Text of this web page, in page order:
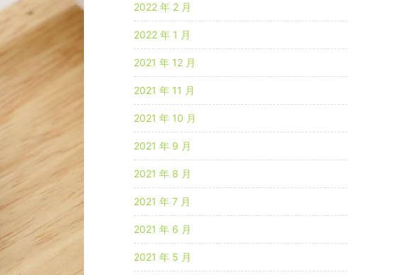
2022 年 2 月
2022 年 1 月
2021 年 12 月
2021 年 11 月
2021 年 10 月
2021 年 9 月
2021 年 8 月
2021 年 7 月
2021 年 6 月
2021 年 5 月